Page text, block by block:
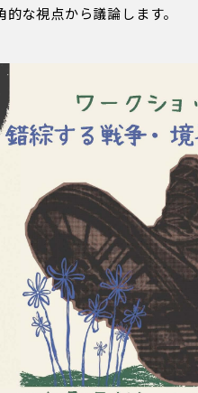
な視点から議論します。